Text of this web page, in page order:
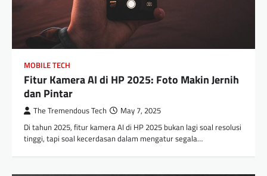
MOBILE TECH
Fitur Kamera AI di HP 2025: Foto Makin Jernih
dan Pintar
The Tremendous Tech May 7, 2025
Di tahun 2025, fitur kamera AI di HP 2025 bukan lagi soal resolusi
tinggi, tapi soal kecerdasan dalam mengatur segala…